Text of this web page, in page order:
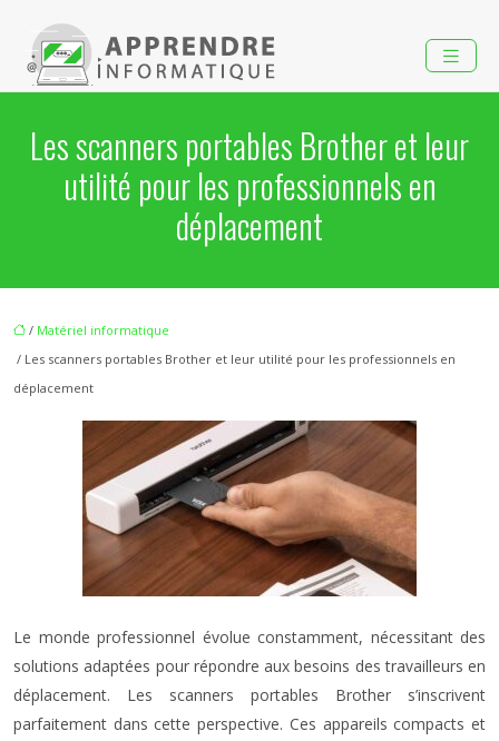
Les scanners portables Brother et leur
utilité pour les professionnels en
déplacement
/ Matériel informatique
/ Les scanners portables Brother et leur utilité pour les professionnels en
déplacement
Le monde professionnel évolue constamment, nécessitant des
solutions adaptées pour répondre aux besoins des travailleurs en
déplacement. Les scanners portables Brother s’inscrivent
parfaitement dans cette perspective. Ces appareils compacts et